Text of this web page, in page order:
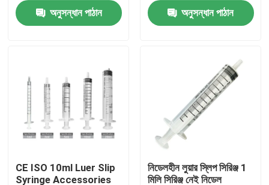
আমাদের সাথে যোগাযোগ করুন
মেডিকেল সিলিকন রাবার
মেডিকেল রাবার স্টপার
রাবার সিরিঞ্জ প্লাঞ্জার
অনুসন্ধান পাঠান
অনুসন্ধান পাঠান
CE ISO 10ml Luer Slip
Syringe Accessories
নিডেলহীন লুয়ার স্লিপ সিরিঞ্জ 1
মিলি সিরিঞ্জ নেই নিডেল